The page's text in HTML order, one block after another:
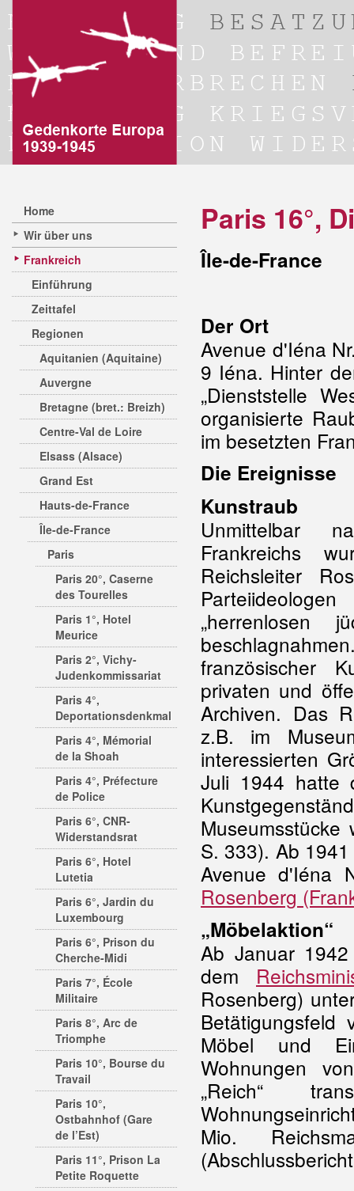
Home
Wir über uns
Frankreich
Einführung
Zeittafel
Regionen
Aquitanien (Aquitaine)
Auvergne
Bretagne (bret.: Breizh)
Centre-Val de Loire
Elsass (Alsace)
Grand Est
Hauts-de-France
Île-de-France
Paris
Paris 20°, Caserne
des Tourelles
Paris 1°, Hotel
Meurice
Paris 2°, Vichy-
Judenkommissariat
Paris 4°,
Deportationsdenkmal
Paris 4°, Mémorial
de la Shoah
Paris 4°, Préfecture
de Police
Paris 6°, CNR-
Widerstandsrat
Paris 6°, Hotel
Lutetia
Paris 6°, Jardin du
Luxembourg
Paris 6°, Prison du
Cherche-Midi
Paris 7°, École
Militaire
Paris 8°, Arc de
Triomphe
Paris 10°, Bourse du
Travail
Paris 10°,
Ostbahnhof (Gare
de l’Est)
Paris 11°, Prison La
Petite Roquette
Paris 16°,
Île-de-France
Der Ort
Avenue d'Iéna
9 Iéna. Hinter
„Dienststelle
organisierte
im besetzten
Die Ereignisse
Kunstraub
Unmittelbar
Frankreichs
Reichsleiter
„herrenlosen
französischer
privaten und
Archiven. Das
z.B. im
interessierten
Juli 1944 hatte
S. 333). Ab
Avenue d'Iéna
Rosenberg
„Möbelaktion“
Ab Januar
dem
Rosenberg)
Möbel und
Wohnungen
„Reich“
Mio.